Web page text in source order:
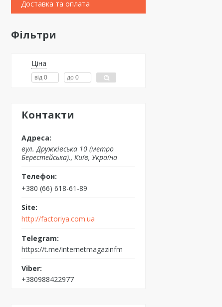
Доставка та оплата
Фільтри
Ціна
Контакти
вул. Дружківська 10 (метро
Берестейська)., Київ, Україна
+380 (66) 618-61-89
http://factoriya.com.ua
https://t.me/internetmagazinfm
+380988422977